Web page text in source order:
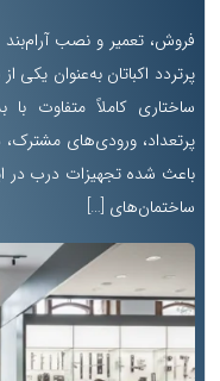
فروش، تعمیر و نصب
پرتردد اکباتان به‌عنوان
ساختاری کاملاً متفاوت
پرتعداد، ورودی‌های
باعث شده تجهیزات درب در
ساختمان‌های […]